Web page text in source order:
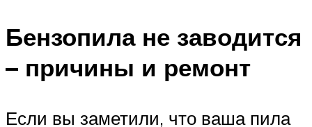
Бензопила не заводится
– причины и ремонт
Если вы заметили, что ваша пила